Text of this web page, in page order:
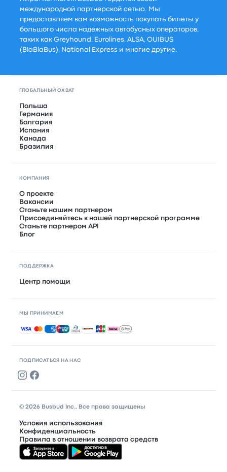
международной партнерской сетью. Мы
предоставляем вам возможность покупать билеты у
большого числа надежных автобусных операторов,
таких как Greyhound, Eurolines, ALSA, OUIBUS
(BlaBlaBus), National Express и многие другие.
ПОДПИСАТЬСЯ НА НАС
ГЛОБАЛЬНЫЙ ОХВАТ
Польша
Германия
Болгария
Испания
Канада
Бразилия
КОМПАНИЯ
О проекте
Вакансии
Станьте нашим партнером
Присоединяйтесь к нашей партнерской программе
Станьте партнером API
Блог
ПОДДЕРЖКА
Центр помощи
МЫ ПРИНИМАЕМ
Принимаемые способы оплаты
© 2026 Busbud Inc., Все права защищены
Условия использования
Конфиденциальность
Правила в отношении возврата средств